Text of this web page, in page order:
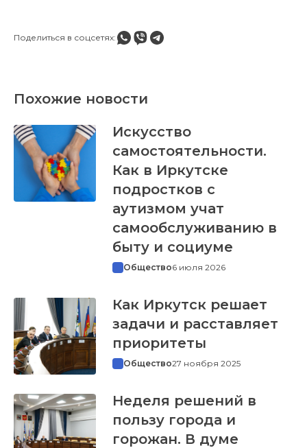
Поделиться в соцсетях:
Похожие новости
Искусство
самостоятельности.
Как в Иркутске
подростков с
аутизмом учат
самообслуживанию в
быту и социуме
Общество6 июля 2026
Как Иркутск решает
задачи и расставляет
приоритеты
Общество27 ноября 2025
Неделя решений в
пользу города и
горожан. В думе